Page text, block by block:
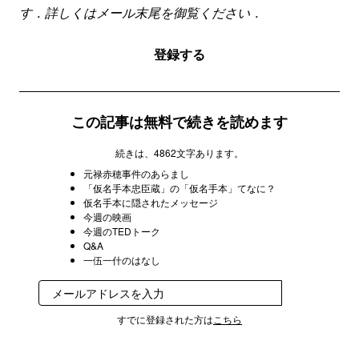
す．詳しくはメール末尾を御覧ください．
登録する
この記事は無料で続きを読めます
続きは、4862文字あります。
元禄赤穂事件のあらまし
「仮名手本忠臣蔵」の「仮名手本」てなに？
仮名手本に隠されたメッセージ
今週の映画
今週のTEDトーク
Q&A
一伍一什のはなし
すでに登録された方は こちら